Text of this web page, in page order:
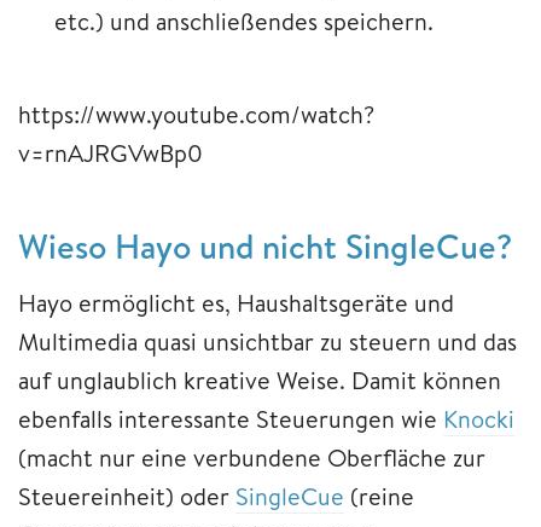
etc.) und anschließendes speichern.
https://www.youtube.com/watch?
v=rnAJRGVwBp0
Wieso Hayo und nicht SingleCue?
Hayo ermöglicht es, Haushaltsgeräte und
Multimedia quasi unsichtbar zu steuern und das
auf unglaublich kreative Weise. Damit können
ebenfalls interessante Steuerungen wie Knocki
(macht nur eine verbundene Oberfläche zur
Steuereinheit) oder SingleCue (reine